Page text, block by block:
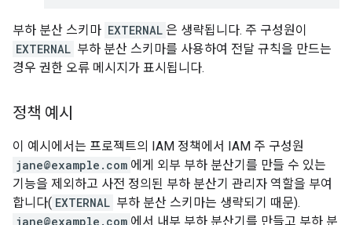
부하 분산 스키마 EXTERNAL 은 생략됩니다. 주 구성원이
EXTERNAL 부하 분산 스키마를 사용하여 전달 규칙을 만드는
경우 권한 오류 메시지가 표시됩니다.
정책 예시
이 예시에서는 프로젝트의 IAM 정책에서 IAM 주 구성원
jane@example.com 에게 외부 부하 분산기를 만들 수 있는
기능을 제외하고 사전 정의된 부하 분산기 관리자 역할을 부여
합니다( EXTERNAL 부하 분산 스키마는 생략되기 때문).
jane@example.com 에서 내부 부하 분산기를 만들고 부하 분